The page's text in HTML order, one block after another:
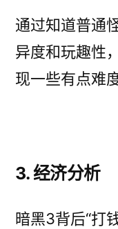
通过知道普通
异度和玩趣性
现一些有点难
3. 经济分析
暗黑3背后“打